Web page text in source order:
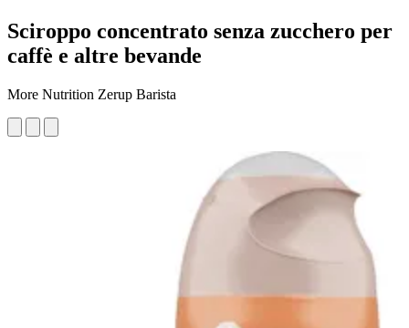
Sciroppo concentrato senza zucchero per
caffè e altre bevande
More Nutrition Zerup Barista